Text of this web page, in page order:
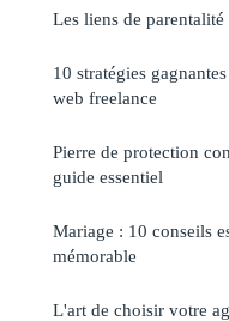
Les liens de
10 stratégies
web freelance
Pierre de protection
guide essentiel
Mariage : 10 conseils
mémorable
L'art de choisir votre